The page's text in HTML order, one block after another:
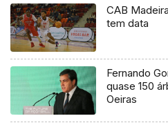
CAB
tem data
Fernando
quase 150
Oeiras